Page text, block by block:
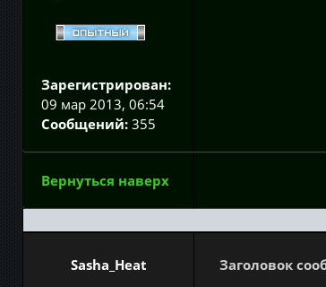
Зарегистрирован:
09 мар 2013, 06:54
Сообщений: 355
Вернуться наверх
Sasha_Heat Заголовок